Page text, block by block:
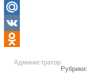
Mail.Ru
VK
Администратор
Рубрики: